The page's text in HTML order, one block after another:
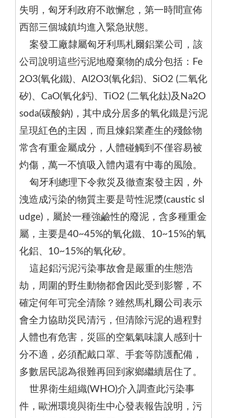
失明，匈牙利政府不敢懈怠，第一時間宣佈
西部三個城鎮均進入緊急狀態。
案發工廠隸屬匈牙利馬札爾鋁業公司，該
公司說明這些污泥地廢棄物的成分包括：Fe
2O3(氧化鐵)、Al2O3(氧化鋁)、SiO2 (二氧化
矽)、CaO(氧化鈣)、TiO2 (二氧化鈦)及Na2O
soda(碳酸鈉)，其中成分居多的氧化鐵是污泥
呈現紅色的主因，而且煉鋁業產生的殘餘物
常含有重金屬成分，人體碰觸到不僅容易被
灼傷，萬一不慎吸入體內還有中毒的風險。
匈牙利總理下令救災及徹查案發主因，外
洩造成污染的物質主要是苛性泥漿(caustic sl
udge)，屬於一種強鹼性的廢泥，含多種重金
屬，主要是40~45%的氧化鐵、10~15%的氧
化鋁、10~15%的氧化矽。
這起鋁污泥污染事故會是嚴重的生態浩
劫，周圍的野生動物都會因此受到影響，不
確定何年可完全清除？雖然馬札爾公司表示
會全力協助災民清污，但清除污泥的過程對
人體也有危害，災區的空氣氣味讓人感到十
分不適，必須配戴口罩、手套等防護配備，
多數居民認為很難再回到家鄉繼續居住了。
世界衛生組織(WHO)介入調查此污染事
件，歐洲環境與衛生中心發表報告說明，污